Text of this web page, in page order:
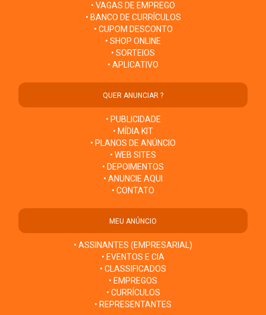
• VAGAS DE EMPREGO
• BANCO DE CURRÍCULOS
• CUPOM DESCONTO
• SHOP ONLINE
• SORTEIOS
• APLICATIVO
QUER ANUNCIAR ?
• PUBLICIDADE
• MÍDIA KIT
• PLANOS DE ANÚNCIO
• WEB SITES
• DEPOIMENTOS
• ANUNCIE AQUI
• CONTATO
MEU ANÚNCIO
• ASSINANTES (EMPRESARIAL)
• EVENTOS E CIA
• CLASSIFICADOS
• EMPREGOS
• CURRÍCULOS
• REPRESENTANTES